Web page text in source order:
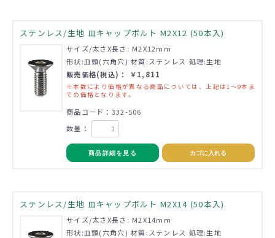
ステンレス/生地 皿キャップボルト M2X12 (50本入)
サイズ/太さX長さ: M2X12mm
形状:皿頭(六角穴) 材質:ステンレス 処理:生地
販売価格(税込)： ￥1,811
※本数により価格が異なる商品については、上記は1～9本ま
での価格となります。
商品コード：332-506
数量：
商品詳細を見る カゴに入れる
ステンレス/生地 皿キャップボルト M2X14 (50本入)
サイズ/太さX長さ: M2X14mm
形状:皿頭(六角穴) 材質:ステンレス 処理:生地